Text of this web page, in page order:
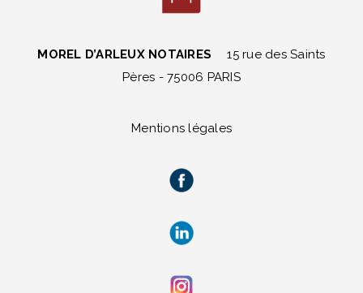
MOREL D’ARLEUX NOTAIRES
15 rue des Saints
Pères - 75006 PARIS
Mentions légales